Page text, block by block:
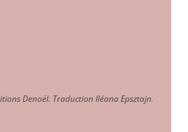
Denoël. Traduction Iléana Epsztajn.